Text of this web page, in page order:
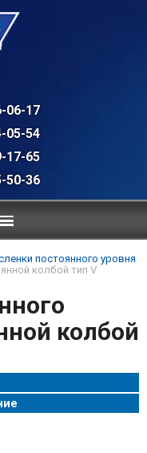
06-17 - техническая
05-54 - общий отдел,
17-65
50-36
постоянного уровня
колбой тип V
колбой